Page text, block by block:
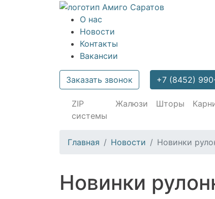
О нас
Новости
Контакты
Вакансии
Заказать звонок +7 (8452)
ZIP
системы
Жалюзи Шторы
Главная Новости Новинки
Новинки